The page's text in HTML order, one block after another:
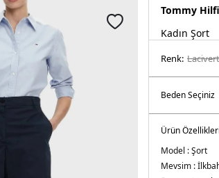
Tommy
Kadın Şort
Renk: laci̇vert
Ürün Özellikleri
Model :Şort
Mevsim :